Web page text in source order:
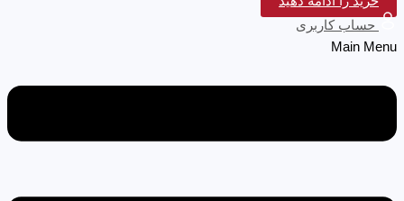
حساب کاربری
Main Menu